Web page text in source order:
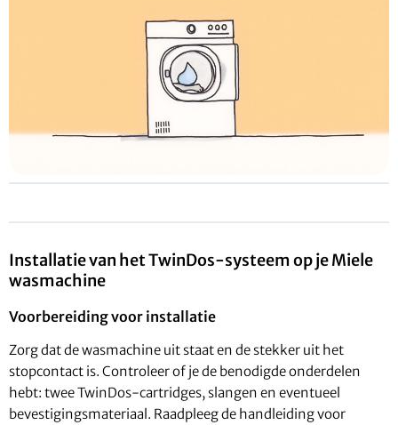
Installatie van het TwinDos-systeem op je Miele
wasmachine
Voorbereiding voor installatie
Zorg dat de wasmachine uit staat en de stekker uit het
stopcontact is. Controleer of je de benodigde onderdelen
hebt: twee TwinDos-cartridges, slangen en eventueel
bevestigingsmateriaal. Raadpleeg de handleiding voor